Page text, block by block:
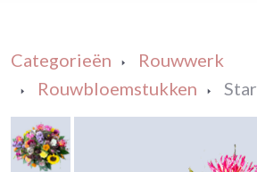
Categorieën
Rouwwerk
Rouwbloemstukken
Star